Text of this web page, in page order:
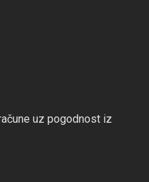
uz pogodnost iz